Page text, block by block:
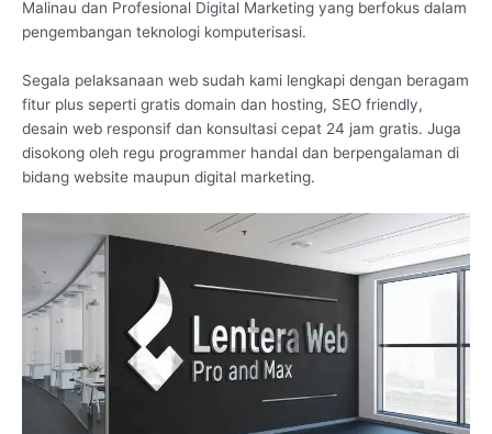
Malinau dan Profesional Digital Marketing yang berfokus dalam
pengembangan teknologi komputerisasi.
Segala pelaksanaan web sudah kami lengkapi dengan beragam
fitur plus seperti gratis domain dan hosting, SEO friendly,
desain web responsif dan konsultasi cepat 24 jam gratis. Juga
disokong oleh regu programmer handal dan berpengalaman di
bidang website maupun digital marketing.